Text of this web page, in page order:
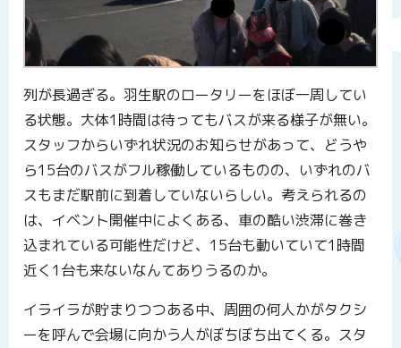
列が長過ぎる。羽生駅のロータリーをほぼ一周してい
る状態。大体1時間は待ってもバスが来る様子が無い。
スタッフからいずれ状況のお知らせがあって、どうや
ら15台のバスがフル稼働しているものの、いずれのバ
スもまだ駅前に到着していないらしい。考えられるの
は、イベント開催中によくある、車の酷い渋滞に巻き
込まれている可能性だけど、15台も動いていて1時間
近く1台も来ないなんてありうるのか。
イライラが貯まりつつある中、周囲の何人かがタクシ
ーを呼んで会場に向かう人がぼちぼち出てくる。スタ